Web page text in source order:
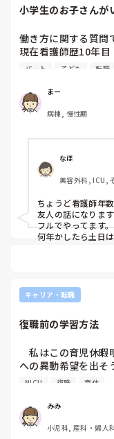
小学生のお子さんが
働き方に関する質問
現在看護師歴10年目
今後の働き方につい
再来年から子どもが
小1の壁(帰りが早い
日勤9〜17時のフ
ます。
正社員だと毎週土
す。ただボーナス
さすがに1人でお留
と相談しながら頑
小学生のお子さんが
すか？
パート 子ども 転職
まー
病棟, 慢性期
なほ
美容外科, ICU,
ちょうど看護師年
友人の話になりま
フルでやってます
何年かしたら土日
キャリア・転職
復職前の学習方法
私はこの育児休暇
への異動希望を出そ
月前に確定するの
ただ､復職するまで
りません｡今､どこの
剖生理学を見直し
NICU 復職 育休
みみ
小児科, 産科・婦人